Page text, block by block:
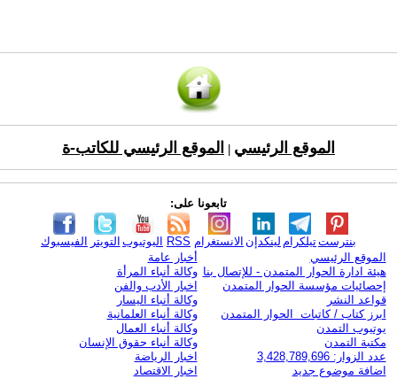
الموقع الرئيسي الموقع الرئيسي للكاتب-ة
تابعونا على:
الفيسبوك التويتر اليوتيوب RSS الانستغرام لينكدإن تيلكرامبنترست
الموقع الرئيسي
هيئة ادارة الحوار المتمدن - للإتصال بنا
إحصائيات مؤسسة الحوار المتمدن
قواعد النشر
ابرز كتاب / كاتبات الحوار المتمدن
يوتيوب التمدن
مكتبة التمدن
عدد الزوار: 3,428,789,696
اضافة موضوع جديد
أخبار عامة
وكالة أنباء المرأة
اخبار الأدب والفن
وكالة أنباء اليسار
وكالة أنباء العلمانية
وكالة أنباء العمال
وكالة أنباء حقوق الإنسان
اخبار الرياضة
اخبار الاقتصاد